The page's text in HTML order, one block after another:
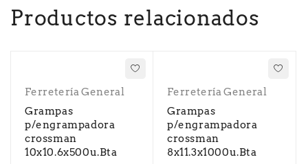
Productos relacionados
Ferretería General
Grampas
p/engrampadora
crossman
10x10.6x500u.Bta
Ferretería General
Grampas
p/engrampadora
crossman
8x11.3x1000u.Bta